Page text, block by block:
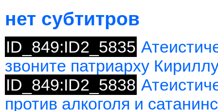
нет субтитров
ID_849:ID2_5835
звоните патриарху
ID_849:ID2_5838
против алкоголя и